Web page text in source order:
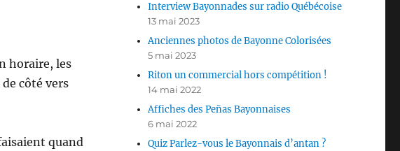
horaire, les
côté vers
quand
Interview Bayonnades sur radio Québécoise
13 mai 2023
Anciennes photos de Bayonne Colorisées
5 mai 2023
Riton un commercial hors compétition !
14 mai 2022
Affiches des Peñas Bayonnaises
6 mai 2022
Quiz Parlez-vous le Bayonnais d’antan ?